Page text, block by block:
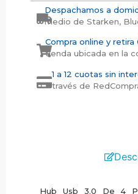
Despachamos a
medio de Starken,
Compra online y retira
tienda ubicada en la
1 a 12 cuotas sin
través de
Hub Usb 3.0 De 4